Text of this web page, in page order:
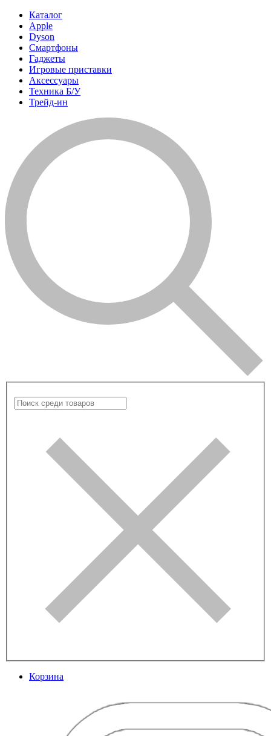
Каталог
Apple
Dyson
Смартфоны
Гаджеты
Игровые приставки
Аксессуары
Техника Б/У
Трейд-ин
Корзина